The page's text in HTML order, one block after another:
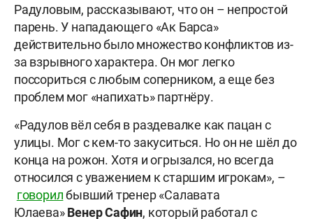
Радуловым, рассказывают, что он – непростой
парень. У нападающего «Ак Барса»
действительно было множество конфликтов из-
за взрывного характера. Он мог легко
поссориться с любым соперником, а еще без
проблем мог «напихать» партнёру.
«Радулов вёл себя в раздевалке как пацан с
улицы. Мог с кем-то закуситься. Но он не шёл до
конца на рожон. Хотя и огрызался, но всегда
относился с уважением к старшим игрокам», –
говорилбывший тренер «Салавата
Юлаева»Венер Сафин, который работал с